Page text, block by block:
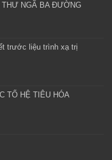
THƯ NGÃ BA ĐƯỜNG
trước liệu trình xạ trị
TỐ HỆ TIÊU HÓA